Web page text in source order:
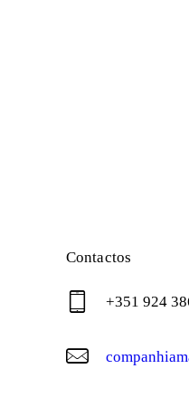
Contactos
+351 924